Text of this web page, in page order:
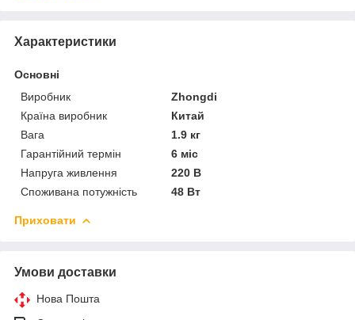
Характеристики
Основні
Виробник
Zhongdi
Країна виробник
Китай
Вага
1.9 кг
Гарантійний термін
6 міс
Напруга живлення
220 В
Споживана потужність
48 Вт
Приховати
Умови доставки
Нова Пошта